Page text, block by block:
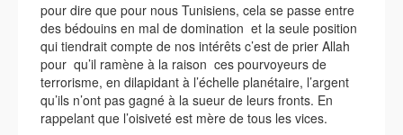
pour dire que pour nous Tunisiens, cela se passe entre
des bédouins en mal de domination et la seule position
qui tiendrait compte de nos intérêts c’est de prier Allah
pour qu’il ramène à la raison ces pourvoyeurs de
terrorisme, en dilapidant à l’échelle planétaire, l’argent
qu’ils n’ont pas gagné à la sueur de leurs fronts. En
rappelant que l’oisiveté est mère de tous les vices.